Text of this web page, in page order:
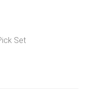
Set